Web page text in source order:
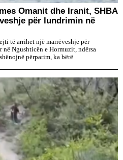
Omanit dhe Iranit, SHBA
për lundrimin në
të arrihet një marrëveshje për
Ngushticën e Hormuzit, ndërsa
përparim, ka bërë